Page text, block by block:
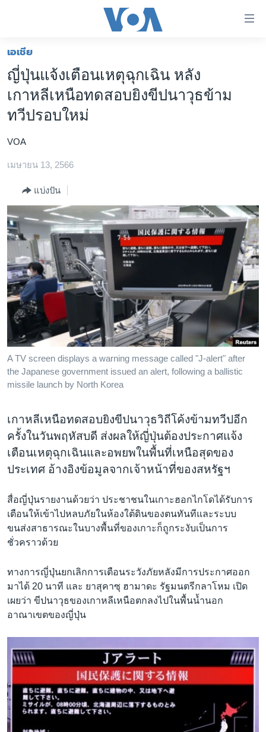
ต่อ
ข้าม
ไป
เนื้อหา
หลัก
ไป
หลัก
การ
ค้นหา
หน้าหลัก
โลก
เอเชีย
ไทย
ธุรกิจ
วิทยาศาสตร์
สังคมและสุขภาพ
ไลฟ์สไตล์
ตรวจสอบข่าว
เรียนรู้ภาษาอังกฤษ
พอดคาสต์
ติดตามเรา
เลือกภาษา
เอเชีย
ญี่ปุ่นแจ้งเตือนเหตุฉุกเฉิน หลัง
เกาหลีเหนือทดสอบยิงขีปนาวุธข้าม
ทวีปรอบใหม่
VOA
เมษายน 13, 2566
แบ่งปัน
A TV screen displays a warning message called "J-alert" after
the Japanese government issued an alert, following a ballistic
missile launch by North Korea
เกาหลีเหนือทดสอบยิงขีปนาวุธวิถีโค้งข้ามทวีปอีก
ครั้งในวันพฤหัสบดี ส่งผลให้ญี่ปุ่นต้องประกาศแจ้ง
เตือนเหตุฉุกเฉินและอพยพในพื้นที่เหนือสุดของ
ประเทศ อ้างอิงข้อมูลจากเจ้าหน้าที่ของสหรัฐฯ
สื่อญี่ปุ่นรายงานด้วยว่า ประชาชนในเกาะฮอกไกโดได้รับการ
เตือนให้เข้าไปหลบภัยในห้องใต้ดินของตนทันทีและระบบ
ขนส่งสาธารณะในบางพื้นที่ของเกาะก็ถูกระงับเป็นการ
ชั่วคราวด้วย
ทางการญี่ปุ่นยกเลิกการเตือนระวังภัยหลังมีการประกาศออก
มาได้ 20 นาที และ ยาสุคาซุ ฮามาดะ รัฐมนตรีกลาโหม เปิด
เผยว่า ขีปนาวุธของเกาหลีเหนือตกลงไปในพื้นน้ำนอก
อาณาเขตของญี่ปุ่น